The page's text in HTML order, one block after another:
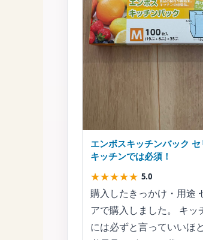
エンボスキッチンバック セ
キッチンでは必須！
★★★★★ 5.0
購入したきっかけ・用途
アで購入しました。 キッ
には必ずと言っていいほ